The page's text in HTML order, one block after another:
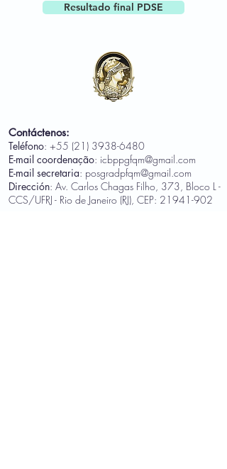
Resultado final PDSE
Contáctenos:
Teléfono: +55 (21) 3938-6480
E-mail coordenação: icbppgfqm@gmail.com
E-mail secretaria: posgradpfqm@gmail.com
Dirección: Av. Carlos Chagas Filho, 373, Bloco L -
CCS/UFRJ - Rio de Janeiro (RJ), CEP: 21941-902